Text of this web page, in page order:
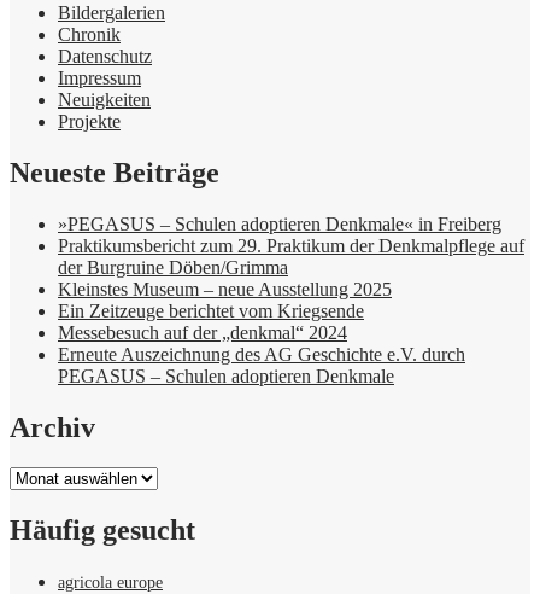
Bildergalerien
Chronik
Datenschutz
Impressum
Neuigkeiten
Projekte
Neueste Beiträge
»PEGASUS – Schulen adoptieren Denkmale« in Freiberg
Praktikumsbericht zum 29. Praktikum der Denkmalpflege auf
der Burgruine Döben/Grimma
Kleinstes Museum – neue Ausstellung 2025
Ein Zeitzeuge berichtet vom Kriegsende
Messebesuch auf der „denkmal“ 2024
Erneute Auszeichnung des AG Geschichte e.V. durch
PEGASUS – Schulen adoptieren Denkmale
Archiv
Archiv
Häufig gesucht
agricola europe